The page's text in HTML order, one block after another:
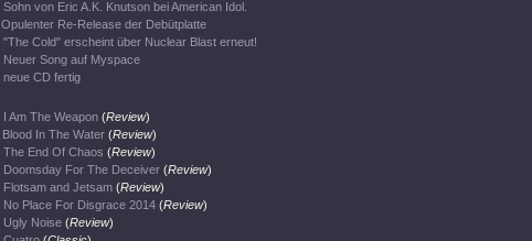
Sohn von Eric A.K. Knutson bei American Idol.
Opulenter Re-Release der Debütplatte
"The Cold" erscheint über Nuclear Blast erneut!
Neuer Song auf Myspace
neue CD fertig
I Am The Weapon (Review)
Blood In The Water (Review)
The End Of Chaos (Review)
Doomsday For The Deceiver (Review)
Flotsam and Jetsam (Review)
No Place For Disgrace 2014 (Review)
Ugly Noise (Review)